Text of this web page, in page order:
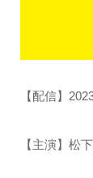
【配信】
【主演】松